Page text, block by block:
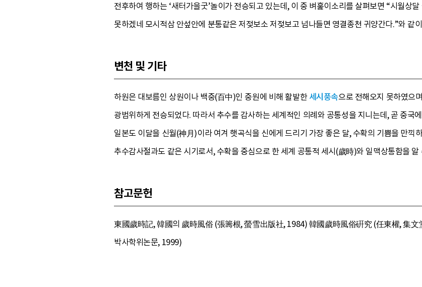
전후하여 행하는 ‘새터가을굿’놀이가 전승되고 있는데, 이 중 벼훑이소리를 살펴보면 “시월상
못하겠네 모시적삼 안섶안에 분통같은 저젖보소 저젖보고 넘나들면 영결종천 귀양간다.”와 같
변천 및 기타
하원은 대보름인 상원이나 백중(百中)인 중원에 비해 활발한세시풍속으로 전해오지 못하였으
광범위하게 전승되었다. 따라서 추수를 감사하는 세계적인 의례와 공통성을 지니는데, 곧 중
일본도 이달을 신월(神月)이라 여겨 햇곡식을 신에게 드리기 가장 좋은 달, 수확의 기쁨을 만끽
추수감사절과도 같은 시기로서, 수확을 중심으로 한 세계 공통적 세시(歲時)와 일맥상통함을 알
참고문헌
東國歲時記, 韓國의 歲時風俗 (張籌根, 螢雪出版社, 1984) 韓國歲時風俗硏究 (任東權, 集
박사학위논문, 1999)